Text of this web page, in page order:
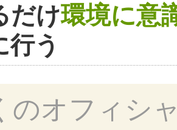
だけ環境に意
行う
のオフィシ